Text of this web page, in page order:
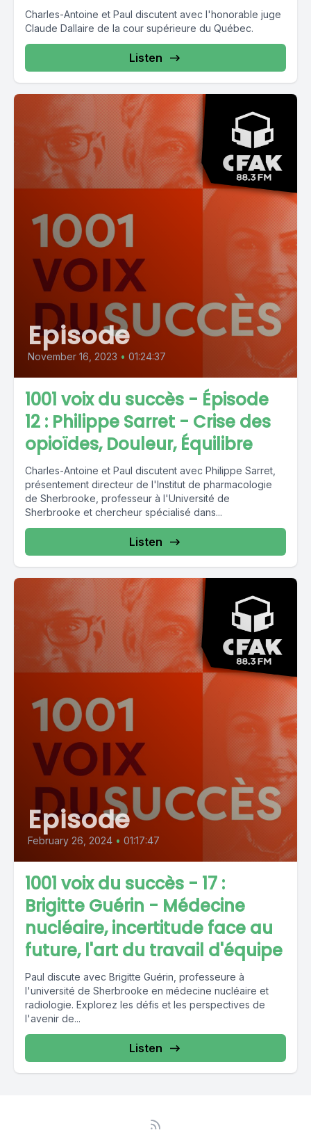
Charles-Antoine et Paul discutent avec l'honorable juge
Claude Dallaire de la cour supérieure du Québec.
Listen
Episode
November 16, 2023 • 01:24:37
1001 voix du succès - Épisode
12 : Philippe Sarret - Crise des
opioïdes, Douleur, Équilibre
Charles-Antoine et Paul discutent avec Philippe Sarret,
présentement directeur de l'Institut de pharmacologie
de Sherbrooke, professeur à l'Université de
Sherbrooke et chercheur spécialisé dans...
Listen
Episode
February 26, 2024 • 01:17:47
1001 voix du succès - 17 :
Brigitte Guérin - Médecine
nucléaire, incertitude face au
future, l'art du travail d'équipe
Paul discute avec Brigitte Guérin, professeure à
l'université de Sherbrooke en médecine nucléaire et
radiologie. Explorez les défis et les perspectives de
l'avenir de...
Listen